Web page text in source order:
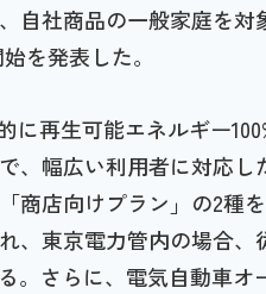
自社商品の一般家庭を対
を発表した。
に再生可能エネルギー
、幅広い利用者に対応し
商店向けプラン」の2種
、東京電力管内の場合、
。さらに、電気自動車オ